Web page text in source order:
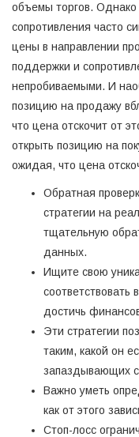
объемы торгов.
сопротивления часто
цены в направлении
поддержки и
непробиваемыми. И
позицию на продажу
что цена отскочит от
открыть позицию на
ожидая, что цена
Обратная
стратегии на
тщательную
данных.
Ищите свою
достичь
Эти стратегии
таким, какой он
запаздывающих
Важно уметь
как от этого
Стоп-лосс